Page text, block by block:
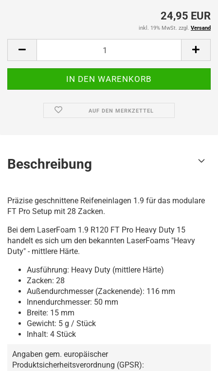
24,95 EUR
inkl. 19% MwSt. zzgl. Versand
AUF DEN MERKZETTEL
Beschreibung
Präzise geschnittene Reifeneinlagen 1.9 für das modulare
FT Pro Setup mit 28 Zacken.
Bei dem LaserFoam 1.9 R120 FT Pro Heavy Duty 15
handelt es sich um den bekannten LaserFoams "Heavy
Duty" - mittlere Härte.
Ausführung: Heavy Duty (mittlere Härte)
Zacken: 28
Außendurchmesser (Zackenende): 116 mm
Innendurchmesser: 50 mm
Breite: 15 mm
Gewicht: 5 g / Stück
Inhalt: 4 Stück
Angaben gem. europäischer
Produktsicherheitsverordnung (GPSR):